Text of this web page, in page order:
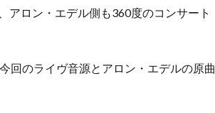
アロン・エデル側も360度のコンサート
回のライヴ音源とアロン・エデルの原曲